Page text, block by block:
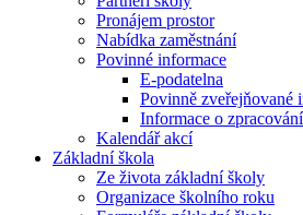
Pronájem prostor
Nabídka zaměstnání
Povinné informace
E-podatelna
Povinně zveřejňované
Informace o
Kalendář akcí
Základní škola
Ze života základní školy
Organizace školního roku